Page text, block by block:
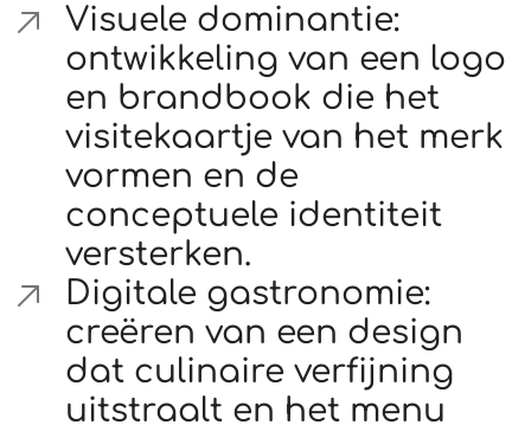
Visuele dominantie:
ontwikkeling van een logo
en brandbook die het
visitekaartje van het merk
vormen en de
conceptuele identiteit
versterken.
Digitale gastronomie:
creëren van een design
dat culinaire verfijning
uitstraalt en het menu